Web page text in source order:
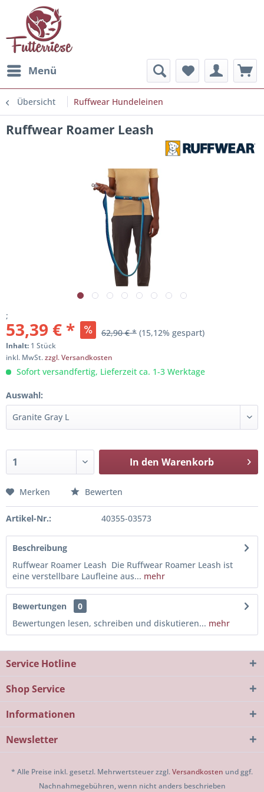
Menü
Übersicht Ruffwear Hundeleinen
Ruffwear Roamer Leash
;
53,39 € * 62,90 € * (15,12% gespart)
Inhalt: 1 Stück
inkl. MwSt.zzgl. Versandkosten
Sofort versandfertig, Lieferzeit ca. 1-3 Werktage
Auswahl:
In den Warenkorb
Merken Bewerten
Artikel-Nr.: 40355-03573
Beschreibung
Ruffwear Roamer Leash Die Ruffwear Roamer Leash ist
eine verstellbare Laufleine aus... mehr
Bewertungen
0
Bewertungen lesen, schreiben und diskutieren... mehr
Service Hotline
Shop Service
Informationen
Newsletter
* Alle Preise inkl. gesetzl. Mehrwertsteuer zzgl.Versandkosten und ggf.
Nachnahmegebühren, wenn nicht anders beschrieben